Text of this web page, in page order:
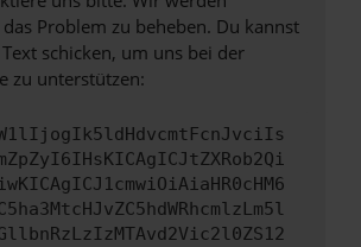
Problem zu beheben. Du kannst
schicken, um uns bei der
zu unterstützen: